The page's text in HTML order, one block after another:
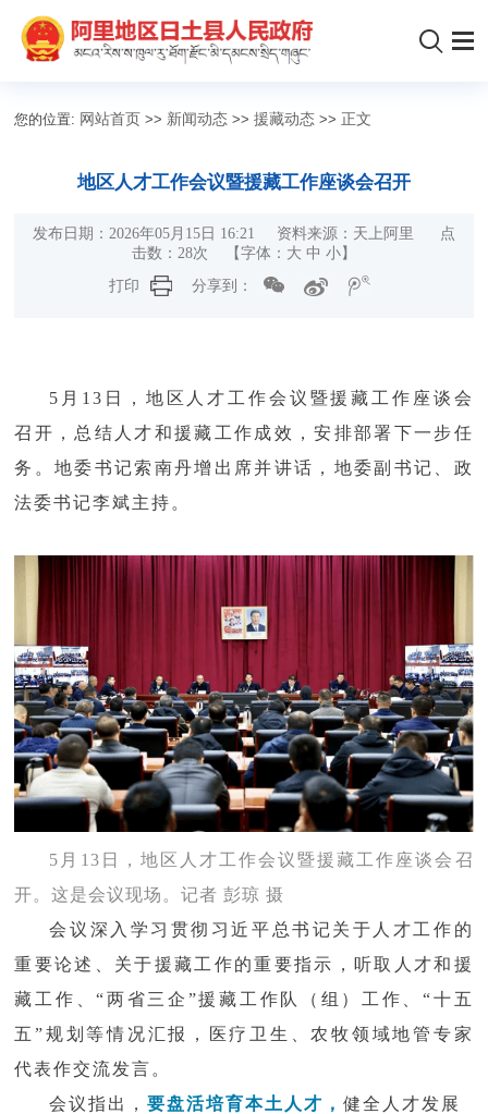
您的位置: 网站首页 >> 新闻动态 >>援藏动态 >> 正文
地区人才工作会议暨援藏工作座谈会召开
发布日期：2026年05月15日 16:21 资料来源：天上阿里 点
击数： 28次 【字体： 大 中 小】
打印
分享到：
5月13日，地区人才工作会议暨援藏工作座谈会
召开，总结人才和援藏工作成效，安排部署下一步任
务。地委书记索南丹增出席并讲话，地委副书记、政
法委书记李斌主持。
5月13日，地区人才工作会议暨援藏工作座谈会召
开。这是会议现场。记者 彭琼 摄
会议深入学习贯彻习近平总书记关于人才工作的
重要论述、关于援藏工作的重要指示，听取人才和援
藏工作、“两省三企”援藏工作队（组）工作、“十五
五”规划等情况汇报，医疗卫生、农牧领域地管专家
代表作交流发言。
会议指出，要盘活培育本土人才，健全人才发展